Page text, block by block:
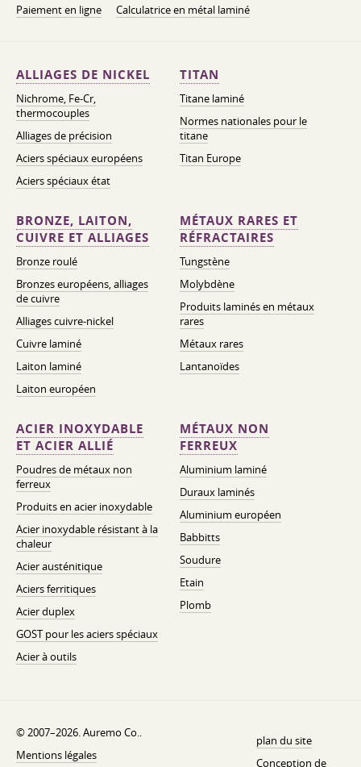
Paiement en ligne
Calculatrice en métal laminé
ALLIAGES DE NICKEL
Nichrome, Fe-Cr,
thermocouples
Alliages de précision
Aciers spéciaux européens
Aciers spéciaux état
TITAN
Titane laminé
Normes nationales pour le
titane
Titan Europe
BRONZE, LAITON,
CUIVRE ET ALLIAGES
Bronze roulé
Bronzes européens, alliages
de cuivre
Alliages cuivre-nickel
Cuivre laminé
Laiton laminé
Laiton européen
MÉTAUX RARES ET
RÉFRACTAIRES
Tungstène
Molybdène
Produits laminés en métaux
rares
Métaux rares
Lantanoïdes
ACIER INOXYDABLE
ET ACIER ALLIÉ
Poudres de métaux non
ferreux
Produits en acier inoxydable
Acier inoxydable résistant à la
chaleur
Acier austénitique
Aciers ferritiques
Acier duplex
GOST pour les aciers spéciaux
Acier à outils
MÉTAUX NON
FERREUX
Aluminium laminé
Duraux laminés
Aluminium européen
Babbitts
Soudure
Etain
Plomb
© 2007–2026. Auremo Co..
Mentions légales
plan du site
Conception de